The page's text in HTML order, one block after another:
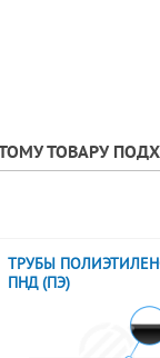
ТОВАРУ
ТРУБЫ
ПНД (ПЭ)